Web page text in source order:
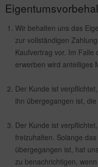
Wir behalten uns das
zur vollständigen
Kaufvertrag vor. Im Falle
erwerben wird anteiliges
Der Kunde ist
ihn übergegangen ist,
Der Kunde ist
freizuhalten. Solange
übergegangen ist, hat
zu benachrichtigen,